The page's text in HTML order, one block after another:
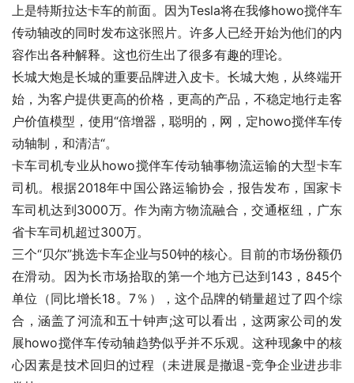
上是特斯拉达卡车的前面。因为Tesla将在我修howo搅伴车
传动轴改的同时发布这张照片。许多人已经开始为他们的内
容作出各种解释。这也衍生出了很多有趣的理论。
长城大炮是长城的重要品牌进入皮卡。长城大炮，从终端开
始，为客户提供更高的价格，更高的产品，不稳定地行走客
户价值模型，使用“倍增器，聪明的，网，定howo搅伴车传
动轴制，和清洁“。
卡车司机专业从howo搅伴车传动轴事物流运输的大型卡车
司机。根据2018年中国公路运输协会，报告发布，国家卡
车司机达到3000万。作为南方物流融合，交通枢纽，广东
省卡车司机超过300万。
三个“贝尔”挑选卡车企业与50钟的核心。目前的市场份额仍
在滑动。因为长市场拾取的第一个地方已达到143，845个
单位（同比增长18。7％），这个品牌的销量超过了四个综
合，涵盖了河流和五十钟声;这可以看出，这两家公司的发
展howo搅伴车传动轴趋势似乎并不乐观。这种现象中的核
心因素是技术回归的过程（未进展是撤退-竞争企业进步非